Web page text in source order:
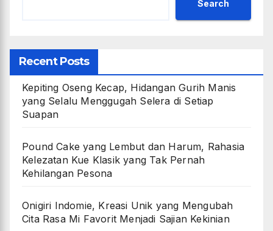
Search
Recent Posts
Kepiting Oseng Kecap, Hidangan Gurih Manis
yang Selalu Menggugah Selera di Setiap
Suapan
Pound Cake yang Lembut dan Harum, Rahasia
Kelezatan Kue Klasik yang Tak Pernah
Kehilangan Pesona
Onigiri Indomie, Kreasi Unik yang Mengubah
Cita Rasa Mi Favorit Menjadi Sajian Kekinian